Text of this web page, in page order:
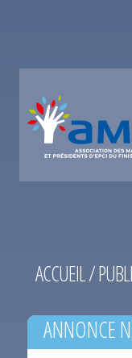
ACCUEIL/
ANNONCE